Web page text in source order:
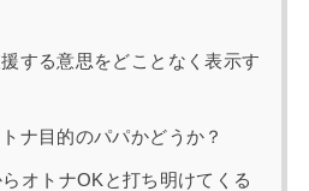
する意思をどことなく表示す
ナ目的のパパかどうか？
オトナOKと打ち明けてくる